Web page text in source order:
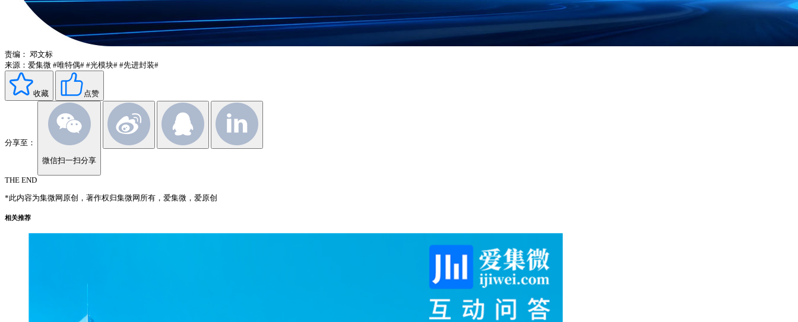
责编： 邓文标
来源：爱集微 #唯特偶# #光模块# #先进封装#
收藏 点赞
分享至：
微信扫一扫分享
THE END
*此内容为集微网原创，著作权归集微网所有，爱集微，爱原创
相关推荐